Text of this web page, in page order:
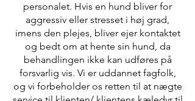
personalet. Hvis en hund bliver for
aggressiv eller stresset i høj grad,
imens den plejes, bliver ejer kontaktet
og bedt om at hente sin hund, da
behandlingen ikke kan udføres på
forsvarlig vis. Vi er uddannet fagfolk,
og vi forbeholder os retten til at nægte